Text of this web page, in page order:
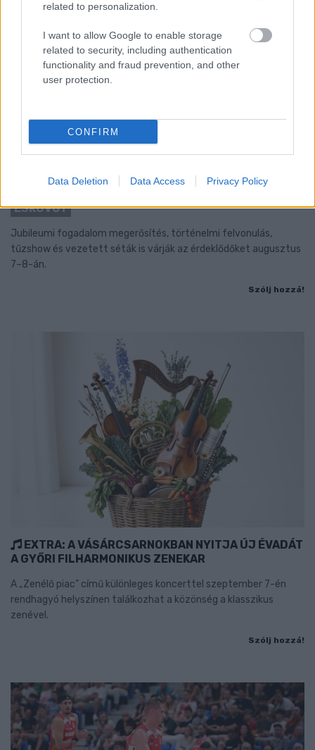
related to personalization.
I want to allow Google to enable storage
related to security, including authentication
functionality and fraud prevention, and other
user protection.
CONFIRM
Data Deletion Data Access Privacy Policy
BAROKK POMPÁBA ÖLTÖZIK A BELVÁROS:
ESKÜVŐT
Jubileumi fogadalom megerősítés, történelmi felvonulás,
tűzshow és vezetett séták is várják az érdeklődőket augusztus
7–8-án.
Szólj hozzá!
EXTRA: A VÁSÁRCSARNOKBAN NYITJA ÚJ ÉVADÁT
A GYŐRI FILHARMONIKUS ZENEKAR
A „Zenélő piac” című különleges koncerttel szeptember 7-én
rendhagyó helyszínen találkozhat a közönség a klasszikus
zenével.
Szólj hozzá!